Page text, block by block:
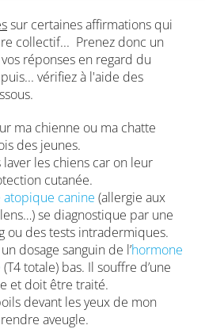
sur certaines affirmations qui
collectif... Prenez donc un
réponses en regard du
vérifiez à l'aide des
ma chienne ou ma chatte
des jeunes.
laver les chiens car on leur
cutanée.
canine (allergie aux
se diagnostique par une
ou des tests intradermiques.
dosage sanguin de l’hormone
(T4 totale) bas. Il souffre d’une
et doit être traité.
devant les yeux de mon
aveugle.